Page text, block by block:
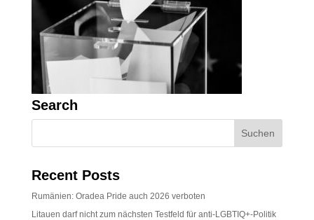
Search
Recent Posts
Rumänien: Oradea Pride auch 2026 verboten
Litauen darf nicht zum nächsten Testfeld für anti-LGBTIQ+-Politik